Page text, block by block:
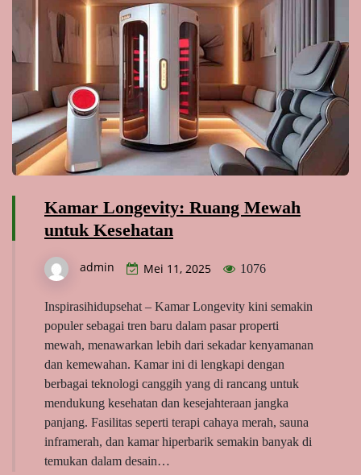
Kamar Longevity: Ruang Mewah
untuk Kesehatan
admin Mei 11, 2025 1076
Inspirasihidupsehat – Kamar Longevity kini semakin
populer sebagai tren baru dalam pasar properti
mewah, menawarkan lebih dari sekadar kenyamanan
dan kemewahan. Kamar ini di lengkapi dengan
berbagai teknologi canggih yang di rancang untuk
mendukung kesehatan dan kesejahteraan jangka
panjang. Fasilitas seperti terapi cahaya merah, sauna
inframerah, dan kamar hiperbarik semakin banyak di
temukan dalam desain…